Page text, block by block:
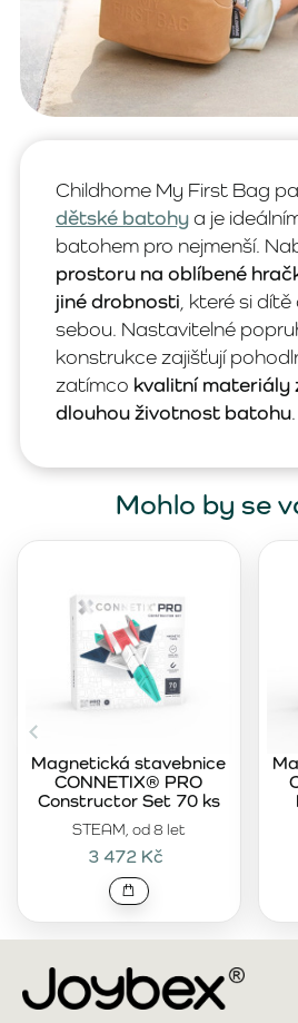
Childhome My First Bag
dětské batohya je
batohem pro nejmenší.
prostoru na oblíbené
jiné drobnosti, které si
sebou. Nastavitelné
konstrukce zajišťují
zatímco kvalitní materiály
dlouhou životnost batohu.
Mohlo by se
STEAM, od 8 let
Magnetická stavebnice
CONNETIX® PRO
Constructor Set 70 ks
3 472 Kč